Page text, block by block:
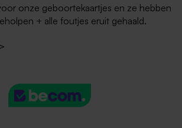
onze geboortekaartjes en ze hebben
+ alle foutjes eruit gehaald.
>